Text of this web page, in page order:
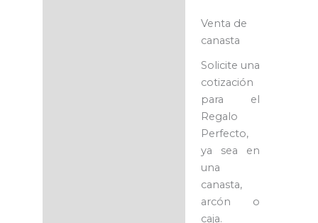
Venta de
canasta
Solicite una
cotización
para el
Regalo
Perfecto,
ya sea en
una
canasta,
arcón o
caja.